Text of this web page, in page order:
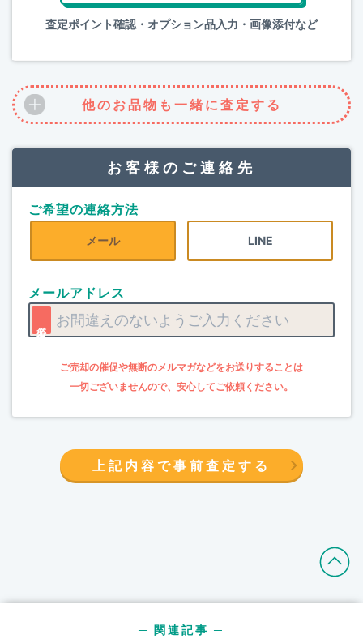
査定ポイント確認・オプション品入力・画像添付など
他のお品物も一緒に査定する
お客様のご連絡先
ご希望の連絡方法
メール LINE
メールアドレス
上記内容で事前査定する
─ 関連記事 ─